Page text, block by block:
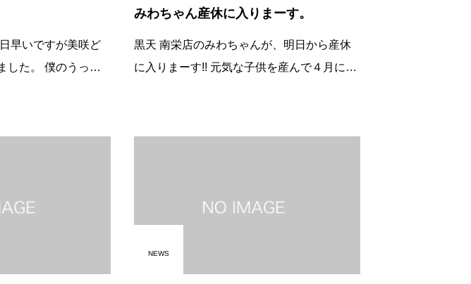
僕のうっか
みわちゃん産休に入りまーす。
黒天 南栄店のみわちゃんが、明日から産休
に入りまーす!! 元気な子供を産んで４月には
いですよね!! &#160
NEWS